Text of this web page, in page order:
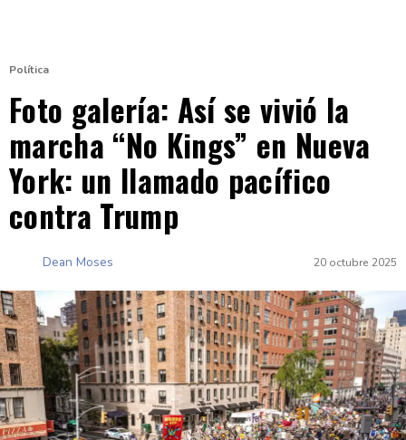
Política
Foto galería: Así se vivió la
marcha “No Kings” en Nueva
York: un llamado pacífico
contra Trump
Dean Moses 20 octubre 2025